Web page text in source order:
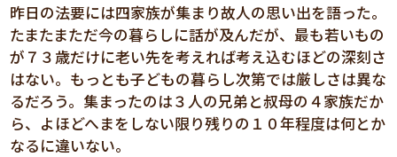
昨日の法要には四家族が集まり故人の思い出を語った。
たまたまただ今の暮らしに話が及んだが、最も若いもの
が７３歳だけに老い先を考えれば考え込むほどの深刻さ
はない。もっとも子どもの暮らし次第では厳しさは異な
るだろう。集まったのは３人の兄弟と叔母の４家族だか
ら、よほどへまをしない限り残りの１０年程度は何とか
なるに違いない。